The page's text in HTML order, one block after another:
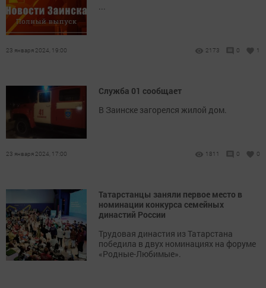
...
23 января 2024, 19:00 2173 0 1
Служба 01 сообщает
В Заинске загорелся жилой дом.
23 января 2024, 17:00 1811 0 0
Татарстанцы заняли первое место в
номинации конкурса семейных
династий России
Трудовая династия из Татарстана
победила в двух номинациях на форуме
«Родные-Любимые».